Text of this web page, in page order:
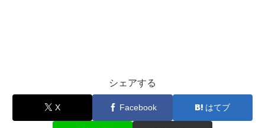
シェアする
X Facebook はてブ